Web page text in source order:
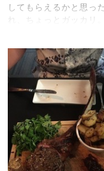
してもらえるかと思っ
れ、ちょっとガッカリ。